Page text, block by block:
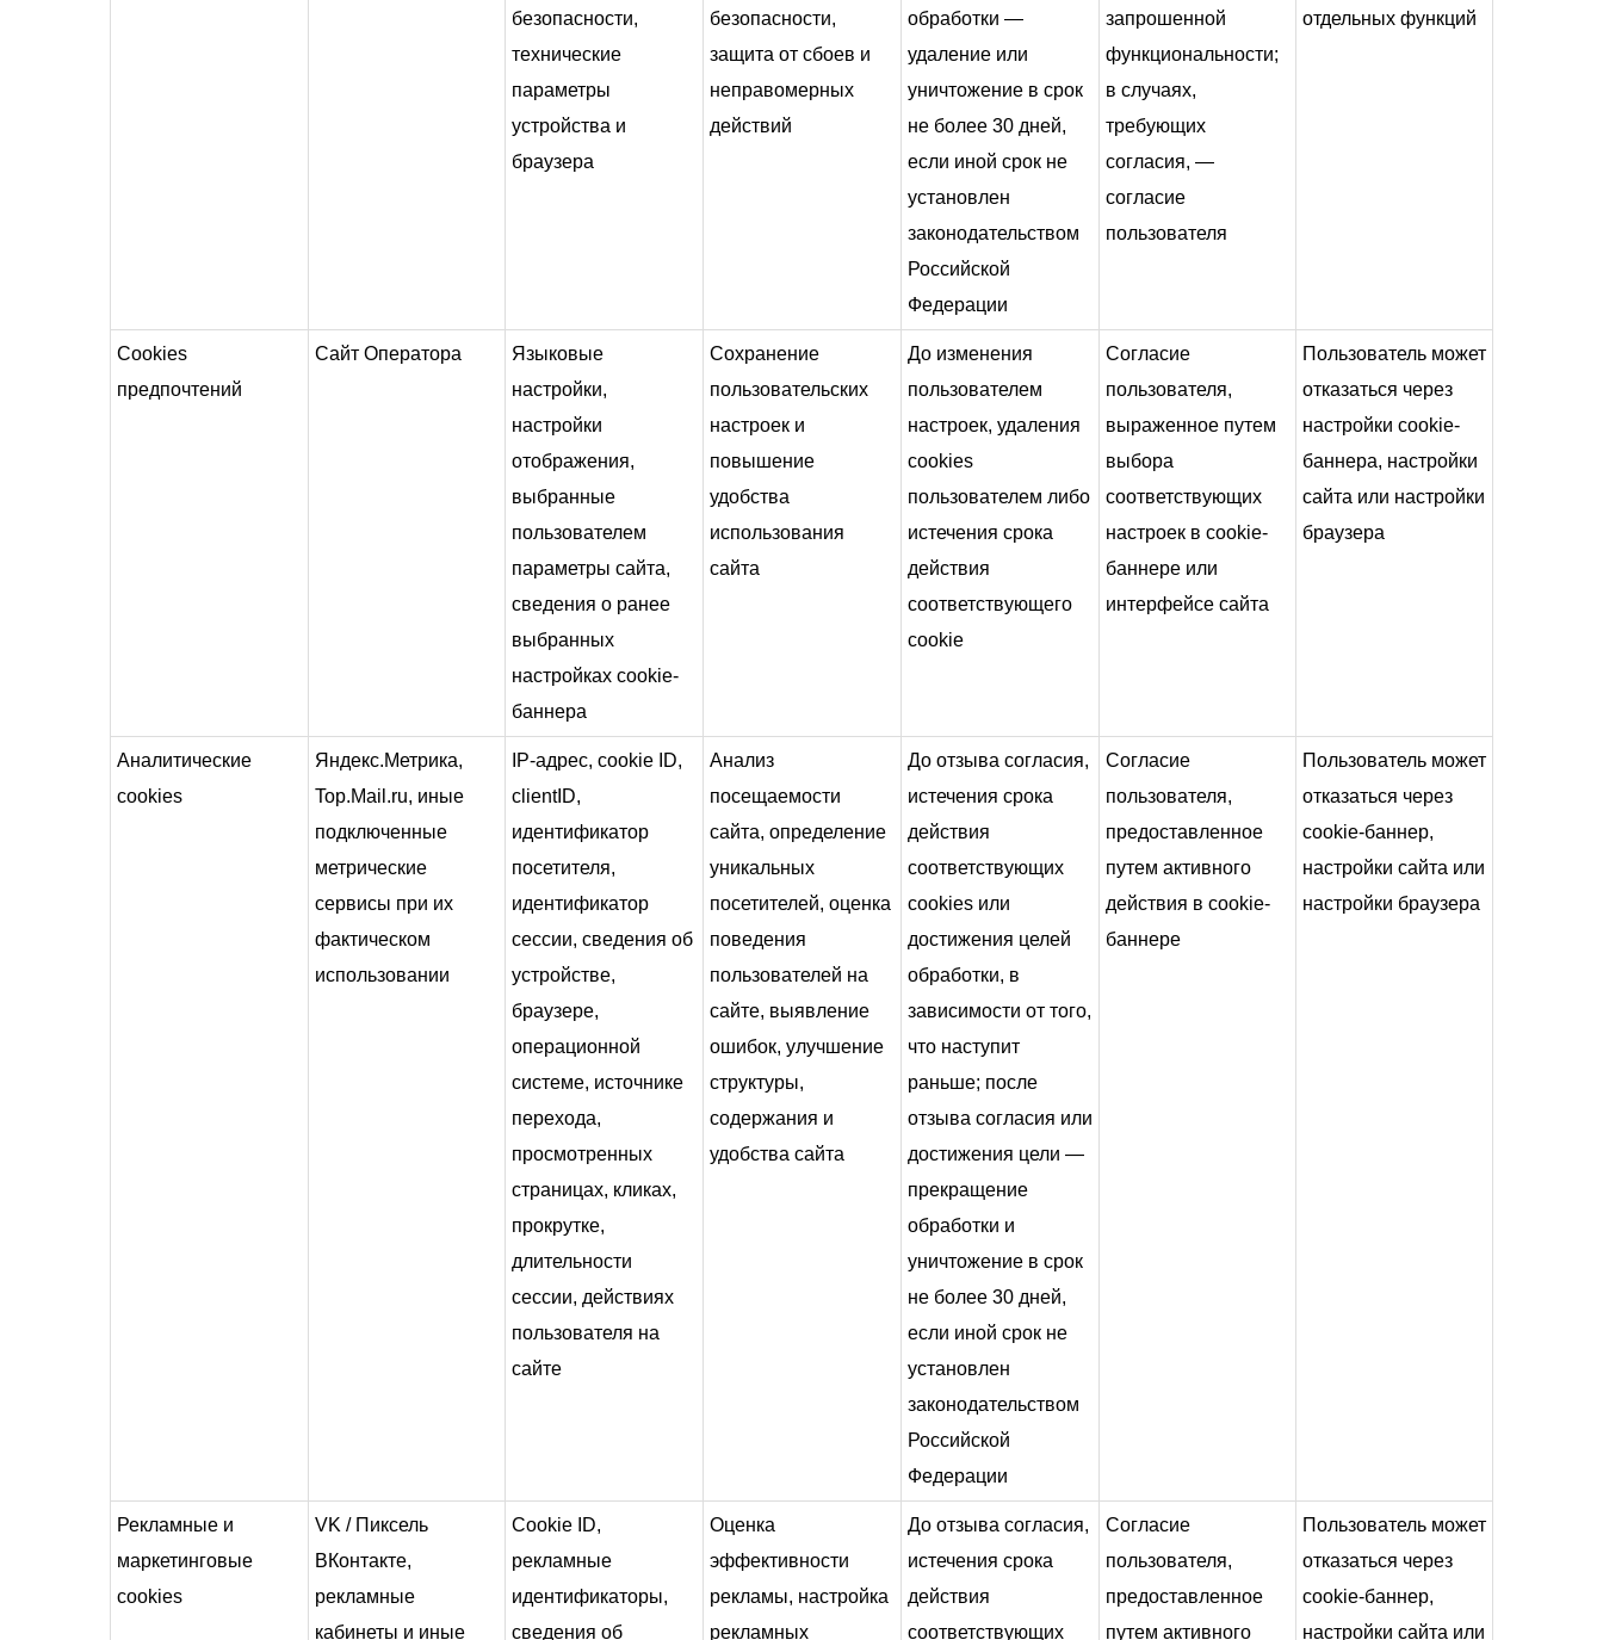
безопасности,
технические
параметры
устройства и
браузера
безопасности,
защита от сбоев и
неправомерных
действий
обработки —
удаление или
уничтожение в срок
не более 30 дней,
если иной срок не
установлен
законодательством
Российской
Федерации
запрошенной
функциональности;
в случаях,
требующих
согласия, —
согласие
пользователя
отдельных функций
Cookies
предпочтений
Сайт Оператора
Языковые
настройки,
настройки
отображения,
выбранные
пользователем
параметры сайта,
сведения о ранее
выбранных
настройках cookie-
баннера
Сохранение
пользовательских
настроек и
повышение
удобства
использования
сайта
До изменения
пользователем
настроек, удаления
cookies
пользователем либо
истечения срока
действия
соответствующего
cookie
Согласие
пользователя,
выраженное путем
выбора
соответствующих
настроек в cookie-
баннере или
интерфейсе сайта
Пользователь может
отказаться через
настройки cookie-
баннера, настройки
сайта или настройки
браузера
Аналитические
cookies
Яндекс.Метрика,
Top.Mail.ru, иные
подключенные
метрические
сервисы при их
фактическом
использовании
IP-адрес, cookie ID,
clientID,
идентификатор
посетителя,
идентификатор
сессии, сведения об
устройстве,
браузере,
операционной
системе, источнике
перехода,
просмотренных
страницах, кликах,
прокрутке,
длительности
сессии, действиях
пользователя на
сайте
Анализ
посещаемости
сайта, определение
уникальных
посетителей, оценка
поведения
пользователей на
сайте, выявление
ошибок, улучшение
структуры,
содержания и
удобства сайта
До отзыва согласия,
истечения срока
действия
соответствующих
cookies или
достижения целей
обработки, в
зависимости от того,
что наступит
раньше; после
отзыва согласия или
достижения цели —
прекращение
обработки и
уничтожение в срок
не более 30 дней,
если иной срок не
установлен
законодательством
Российской
Федерации
Согласие
пользователя,
предоставленное
путем активного
действия в cookie-
баннере
Пользователь может
отказаться через
cookie-баннер,
настройки сайта или
настройки браузера
Рекламные и
маркетинговые
cookies
VK / Пиксель
ВКонтакте,
рекламные
кабинеты и иные
Cookie ID,
рекламные
идентификаторы,
сведения об
Оценка
эффективности
рекламы, настройка
рекламных
До отзыва согласия,
истечения срока
действия
соответствующих
Согласие
пользователя,
предоставленное
путем активного
Пользователь может
отказаться через
cookie-баннер,
настройки сайта или